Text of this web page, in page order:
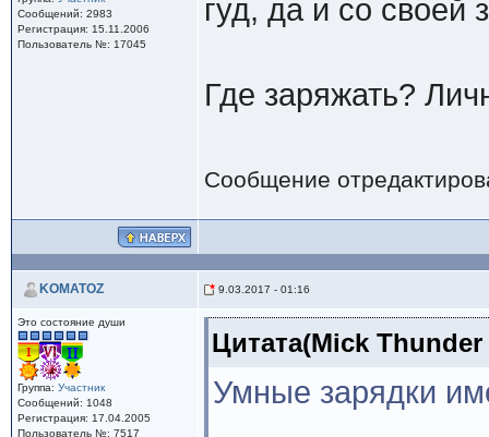
Сообщений: 2983
Регистрация: 15.11.2006
Пользователь №: 17045
гуд, да и со своей
Где заряжать?
Сообщение
KOMATOZ 9.03.2017 - 01:16
Это состояние души
Группа: Участник
Сообщений: 1048
Регистрация: 17.04.2005
Пользователь №: 7517
Цитата(Mick
Умные зарядки